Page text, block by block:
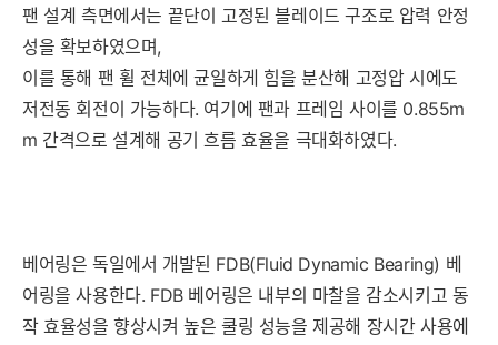
팬 설계 측면에서는 끝단이 고정된 블레이드 구조로 압력 안정
성을 확보하였으며,
이를 통해 팬 휠 전체에 균일하게 힘을 분산해 고정압 시에도
저전동 회전이 가능하다. 여기에 팬과 프레임 사이를 0.855m
m 간격으로 설계해 공기 흐름 효율을 극대화하였다.
베어링은 독일에서 개발된 FDB(Fluid Dynamic Bearing) 베
어링을 사용한다. FDB 베어링은 내부의 마찰을 감소시키고 동
작 효율성을 향상시켜 높은 쿨링 성능을 제공해 장시간 사용에